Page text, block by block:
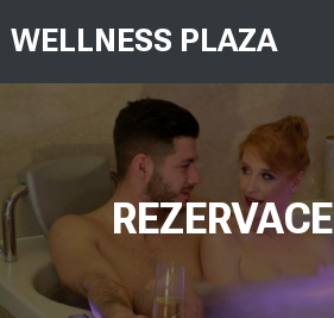
WELLNESS PLAZA
REZERVACE